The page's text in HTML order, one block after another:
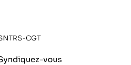
CGT
vous